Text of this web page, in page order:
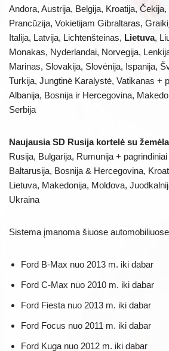
Andora, Austrija, Belgija, Kroatija,
Prancūzija, Vokietijam Gibraltaras,
Italija, Latvija, Lichtenšteinas, Lietuva,
Monakas, Nyderlandai, Norvegija,
Marinas, Slovakija, Slovėnija, Ispanija,
Turkija, Jungtinė Karalystė, Vatikanas +
Albanija, Bosnija ir Hercegovina,
Serbija
Naujausia SD Rusija kortelė su
Rusija, Bulgarija, Rumunija +
Baltarusija, Bosnija & Hercegovina,
Lietuva, Makedonija, Moldova,
Ukraina
Sistema įmanoma šiuose
Ford B-Max nuo 2013 m. iki dabar
Ford C-Max nuo 2010 m. iki dabar
Ford Fiesta nuo 2013 m. iki dabar
Ford Focus nuo 2011 m. iki dabar
Ford Kuga nuo 2012 m. iki dabar